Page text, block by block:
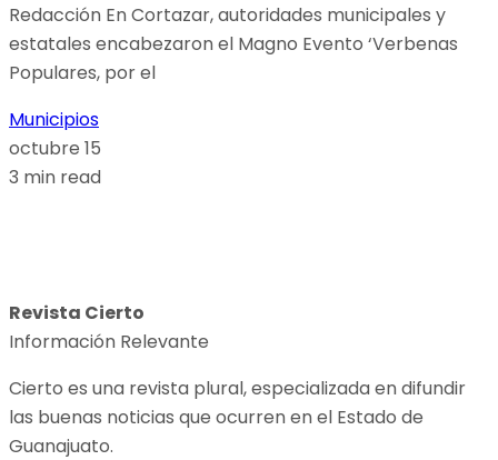
Redacción En Cortazar, autoridades municipales y
estatales encabezaron el Magno Evento ‘Verbenas
Populares, por el
Municipios
octubre 15
3 min read
Revista Cierto
Información Relevante
Cierto es una revista plural, especializada en difundir
las buenas noticias que ocurren en el Estado de
Guanajuato.